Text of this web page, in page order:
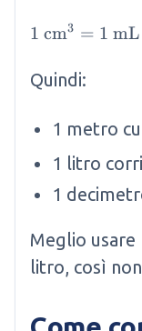
1
1 cm3 = 1 mL
Quindi:
1 metro
1 litro
1
Meglio usare
litro, così